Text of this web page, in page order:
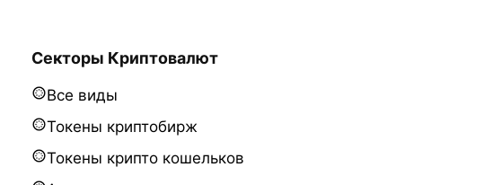
Секторы Криптовалют
Все виды
Токены криптобирж
Токены крипто кошельков